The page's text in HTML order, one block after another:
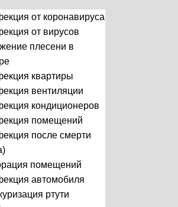
от коронавируса
от вирусов
плесени в
квартиры
вентиляции
кондиционеров
помещений
после смерти
помещений
автомобиля
ртути